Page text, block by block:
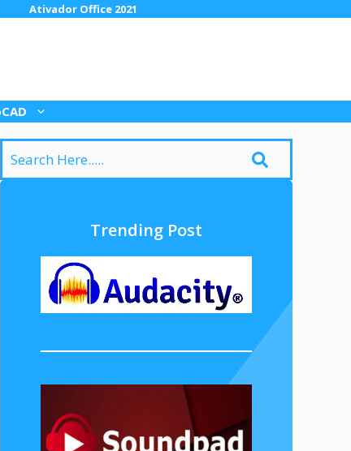
Ativador Office 2021
Trending Post